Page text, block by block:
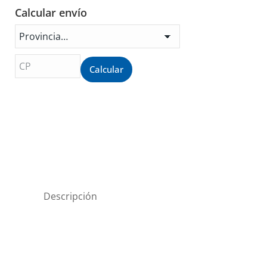
30cm.
Aluminio
B30A
cantidad
Calcular envío
Calcular
Descripción